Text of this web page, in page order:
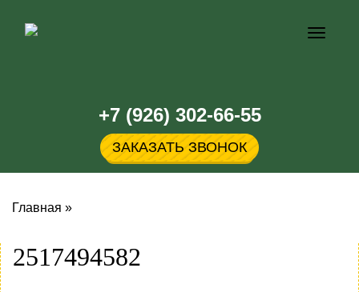
Кнопка
+7 (926) 302-66-55
ЗАКАЗАТЬ ЗВОНОК
Главная »
2517494582